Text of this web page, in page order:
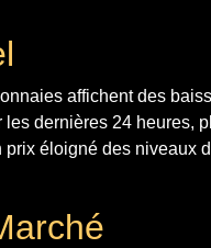
affichent des
dernières 24 heures,
éloigné des niveaux